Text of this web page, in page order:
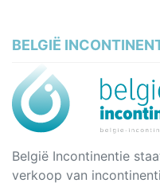
BELGIË
België Incontinentie
verkoop van